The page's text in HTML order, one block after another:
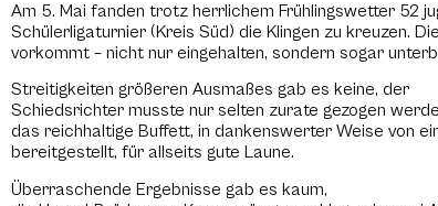
Am 5. Mai fanden trotz herrlichem Frühlingswetter 52
Schülerligaturnier (Kreis Süd) die Klingen zu kreuzen.
vorkommt – nicht nur eingehalten, sondern sogar
Streitigkeiten größeren Ausmaßes gab es keine, der
Schiedsrichter musste nur selten zurate gezogen
das reichhaltige Buffett, in dankenswerter Weise von
bereitgestellt, für allseits gute Laune.
Überraschende Ergebnisse gab es kaum,